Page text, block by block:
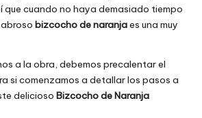
que cuando no haya demasiado tiempo
bizcocho de naranjaes una muy
a la obra, debemos precalentar el
si comenzamos a detallar los pasos a
delicioso Bizcocho de Naranja